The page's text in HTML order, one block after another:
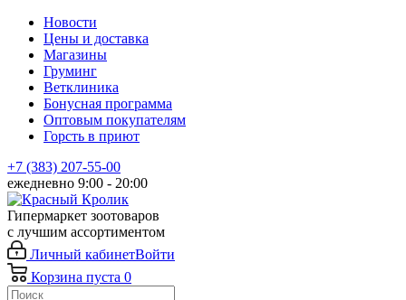
Новости
Цены и доставка
Магазины
Груминг
Ветклиника
Бонусная программа
Оптовым покупателям
Горсть в приют
+7 (383) 207-55-00
ежедневно 9:00 - 20:00
Гипермаркет зоотоваров
с лучшим ассортиментом
Личный кабинетВойти
Корзина пуста 0